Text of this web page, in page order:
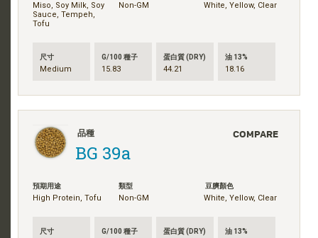
Miso, Soy Milk, Soy
Sauce, Tempeh,
Tofu
Non-GM White, Yellow, Clear
尺寸
Medium
G/100 種子
15.83
蛋白質 (DRY)
44.21
油 13%
18.16
品種
BG 39a
預期用途
High Protein, Tofu
類型
Non-GM
豆臍顏色
White, Yellow, Clear
尺寸 G/100 種子 蛋白質 (DRY) 油 13%
COMPARE